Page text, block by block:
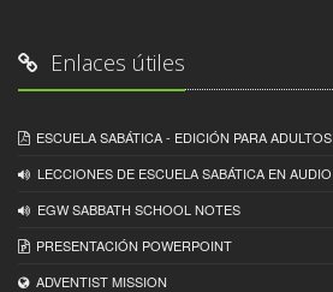
Enlaces útiles
ESCUELA SABÁTICA - EDICIÓN PARA ADULTOS
LECCIONES DE ESCUELA SABÁTICA EN AUDIO
EGW SABBATH SCHOOL NOTES
PRESENTACIÓN POWERPOINT
ADVENTIST MISSION